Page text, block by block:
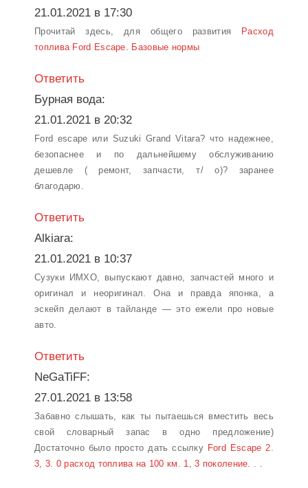
21.01.2021 в 17:30
Прочитай здесь, для общего развития
Расход
топлива Ford Escape. Базовые нормы
Ответить
Бурная вода:
21.01.2021 в 20:32
Ford escape или Suzuki Grand Vitara? что надежнее,
безопаснее и по дальнейшему обслуживанию
дешевле ( ремонт, запчасти, т/ о)? заранее
благодарю.
Ответить
Alkiara:
21.01.2021 в 10:37
Сузуки ИМХО, выпускают давно, запчастей много и
оригинал и неоригинал. Она и правда японка, а
эскейп делают в тайланде — это ежели про новые
авто.
Ответить
NeGaTiFF:
27.01.2021 в 13:58
Забавно слышать, как ты пытаешься вместить весь
свой словарный запас в одно предложение)
Достаточно было просто дать ссылку Ford Escape 2.
3, 3. 0 расход топлива на 100 км. 1, 3 поколение. . .